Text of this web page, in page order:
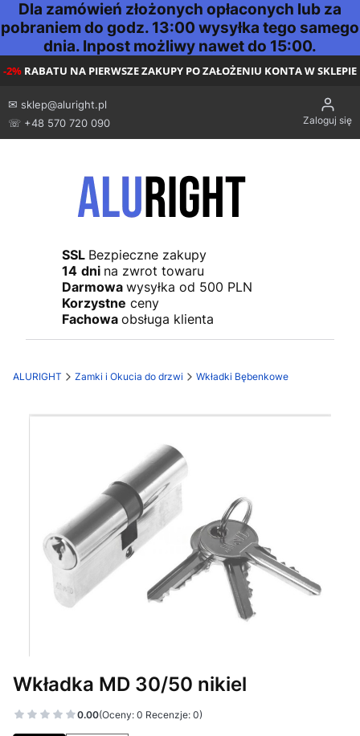
Dla zamówień złożonych opłaconych lub za
pobraniem do godz. 13:00 wysyłka tego samego
dnia. Inpost możliwy nawet do 15:00.
-2% RABATU NA PIERWSZE ZAKUPY PO ZAŁOŻENIU KONTA W SKLEPIE
✉ sklep@aluright.pl
☏ +48 570 720 090
Zaloguj się
SSL Bezpieczne zakupy
14 dni na zwrot towaru
Darmowa wysyłka od 500 PLN
Korzystne ceny
Fachowa obsługa klienta
ALURIGHT Zamki i Okucia do drzwi Wkładki Bębenkowe
Wkładka MD 30/50 nikiel
0.00(Oceny: 0 Recenzje: 0)
Przejdź do sekcji Opinie